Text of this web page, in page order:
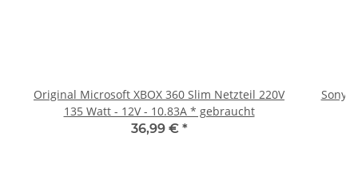
Original Microsoft XBOX 360 Slim Netzteil 220V
135 Watt - 12V - 10.83A * gebraucht
36,99 € *
Sony